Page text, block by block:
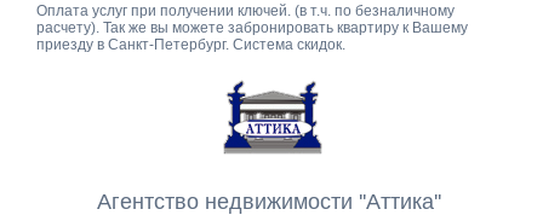
Оплата услуг при получении ключей. (в т.ч. по безналичному
расчету). Так же вы можете забронировать квартиру к Вашему
приезду в Санкт-Петербург. Система скидок.
Агентство недвижимости ''Аттика''